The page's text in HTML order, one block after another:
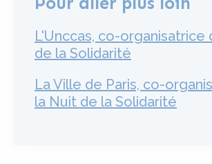
L'Unccas, co-organisatrice
de la Solidarité
La Ville de Paris, co-
la Nuit de la Solidarité